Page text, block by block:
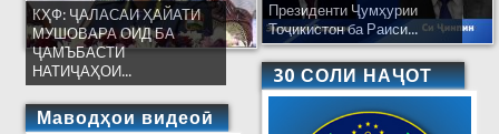
КҲФ: ҶАЛАСАИ ҲАЙАТИ
МУШОВАРА ОИД БА
ҶАМЪБАСТИ
НАТИҶАҲОИ...
Маводҳои видеоӣ
Президенти Ҷумҳурии
Тоҷикистон ба Раиси...
30 СОЛИ НАҶОТ